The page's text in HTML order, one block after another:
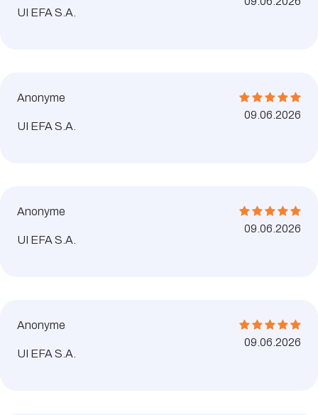
UI EFA S.A.
Anonyme
UI EFA S.A.
09.06.2026
Anonyme
UI EFA S.A.
09.06.2026
Anonyme
UI EFA S.A.
09.06.2026